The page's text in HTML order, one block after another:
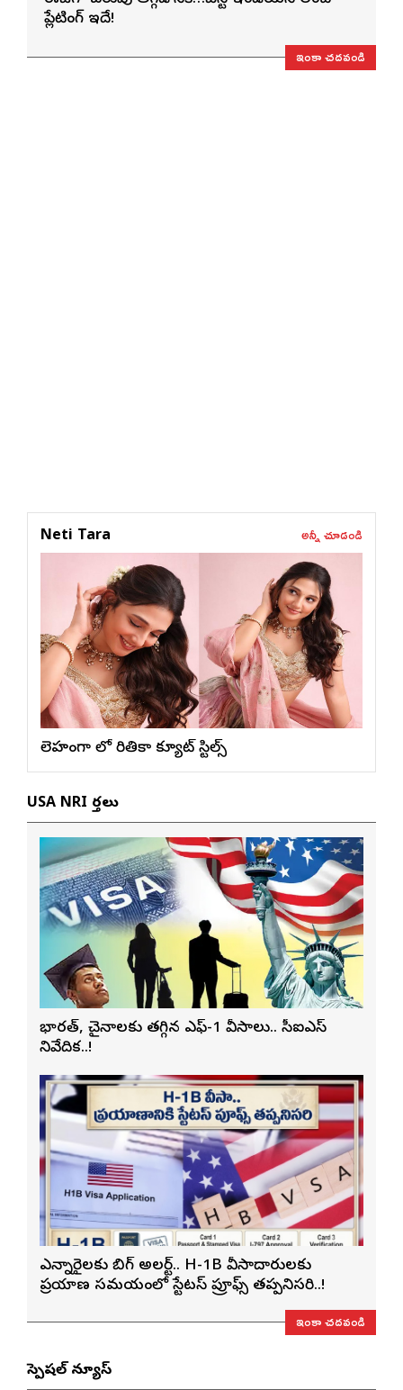
ప్లేటింగ్ ఇదే!
ఇంకా చదవండి
Neti Tara అన్నీ చూడండి
లెహంగా లో రితికా క్యూట్ స్టిల్స్
USA NRI వార్తలు
భారత్, చైనాలకు తగ్గిన ఎఫ్-1 వీసాలు.. సీఐఎస్
నివేదిక..!
ఎన్నారైలకు బిగ్ అలర్ట్.. H-1B వీసాదారులకు
ప్రయాణ సమయంలో స్టేటస్ ప్రూఫ్స్ తప్పనిసరి..!
ఇంకా చదవండి
స్పెషల్ న్యూస్